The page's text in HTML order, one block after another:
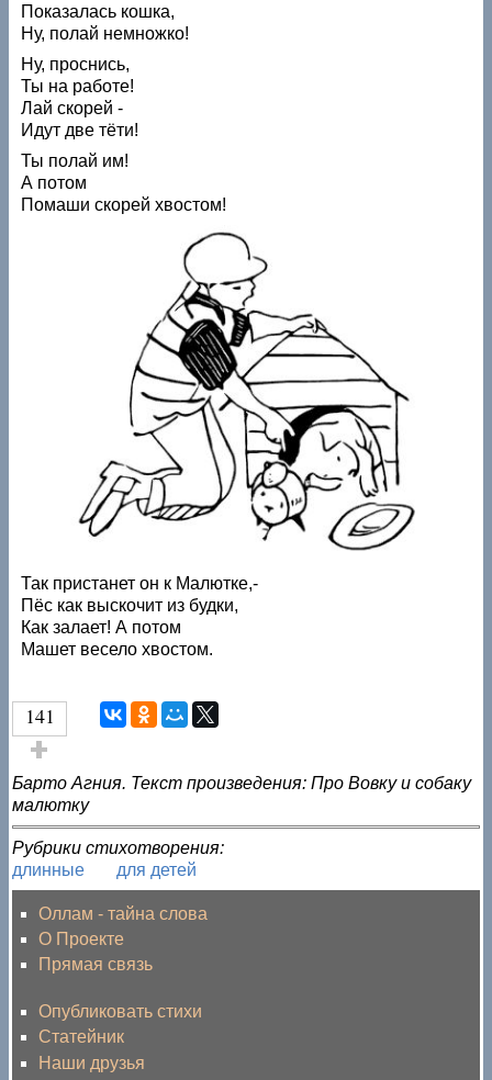
Показалась кошка,
Ну, полай немножко!
Ну, проснись,
Ты на работе!
Лай скорей -
Идут две тёти!
Ты полай им!
А потом
Помаши скорей хвостом!
Так пристанет он к Малютке,-
Пёс как выскочит из будки,
Как залает! А потом
Машет весело хвостом.
141
Голос за!
Барто Агния. Текст произведения: Про Вовку и собаку
малютку
Рубрики стихотворения:
длинные
для детей
Оллам - тайна слова
О Проекте
Прямая связь
Опубликовать стихи
Статейник
Наши друзья